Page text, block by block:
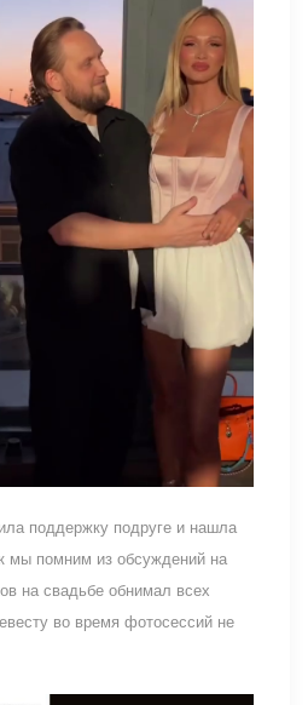
поддержку подруге и нашла
мы помним из обсуждений на
на свадьбе обнимал всех
во время фотосессий не